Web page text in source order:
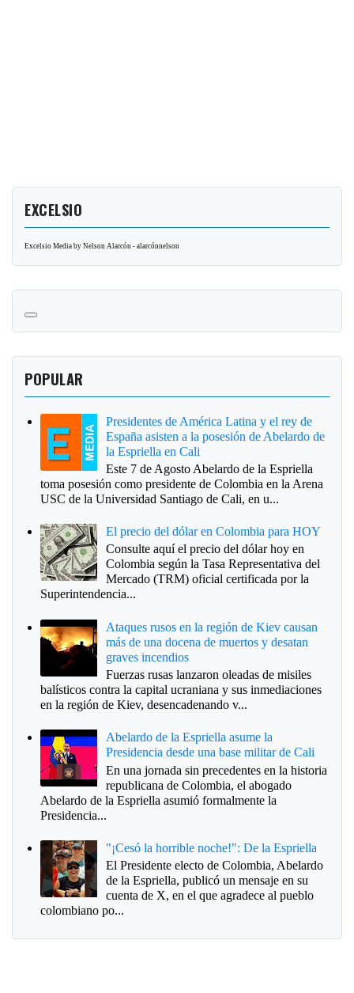
EXCELSIO
Excelsio Media by Nelson Alarcón - alarcónnelson
POPULAR
Presidentes de América Latina y el rey de
España asisten a la posesión de Abelardo de
la Espriella en Cali
Este 7 de Agosto Abelardo de la Espriella
toma posesión como presidente de Colombia en la Arena
USC de la Universidad Santiago de Cali, en u...
El precio del dólar en Colombia para HOY
Consulte aquí el precio del dólar hoy en
Colombia según la Tasa Representativa del
Mercado (TRM) oficial certificada por la
Superintendencia...
Ataques rusos en la región de Kiev causan
más de una docena de muertos y desatan
graves incendios
Fuerzas rusas lanzaron oleadas de misiles
balísticos contra la capital ucraniana y sus inmediaciones
en la región de Kiev, desencadenando v...
Abelardo de la Espriella asume la
Presidencia desde una base militar de Cali
En una jornada sin precedentes en la historia
republicana de Colombia, el abogado
Abelardo de la Espriella asumió formalmente la
Presidencia...
"¡Cesó la horrible noche!": De la Espriella
El Presidente electo de Colombia, Abelardo
de la Espriella, publicó un mensaje en su
cuenta de X, en el que agradece al pueblo
colombiano po...